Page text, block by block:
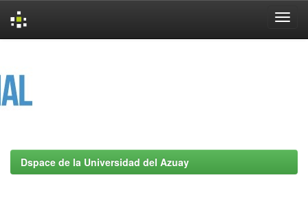
Dspace de la Universidad del Azuay